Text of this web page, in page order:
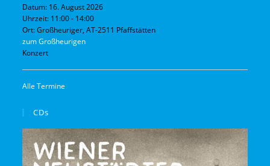
Datum: 16. August 2026
Uhrzeit: 11:00 - 14:00
Ort:Großheuriger, AT-2511 Pfaffstätten
zum Großheurigen
Konzert
Alle Termine
CDs